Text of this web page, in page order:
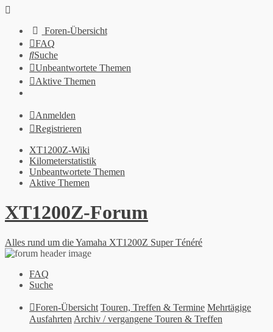
Foren-Übersicht
FAQ
Suche
Unbeantwortete Themen
Aktive Themen
Anmelden
Registrieren
XT1200Z-Wiki
Kilometerstatistik
Unbeantwortete Themen
Aktive Themen
XT1200Z-Forum
Alles rund um die Yamaha XT1200Z Super Ténéré
FAQ
Suche
Foren-Übersicht Touren, Treffen & Termine Mehrtägige
Ausfahrten Archiv / vergangene Touren & Treffen